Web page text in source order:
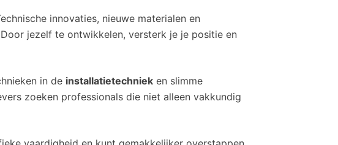
innovaties, nieuwe materialen en
jezelf te ontwikkelen, versterk je je positie en
in de installatietechniek en slimme
zoeken professionals die niet alleen vakkundig